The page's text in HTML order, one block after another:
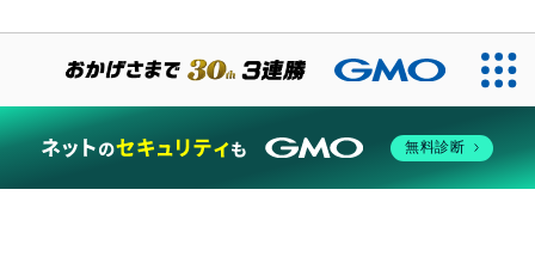
無料診断